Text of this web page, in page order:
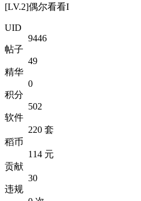
[LV.2]偶尔看看I
UID
9446
帖子
49
精华
0
积分
502
软件
220 套
稻币
114 元
贡献
30
违规